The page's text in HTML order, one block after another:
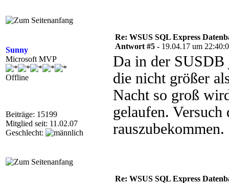
Sunny
Microsoft MVP
Offline
Beiträge: 15199
Mitglied seit: 11.02.07
Geschlecht:
Re: WSUS SQL Express
Antwort #5 - 19.04.17 um
Da in der
die nicht größer
Nacht so groß
gelaufen.
rauszubekommen.
Re: WSUS SQL Express